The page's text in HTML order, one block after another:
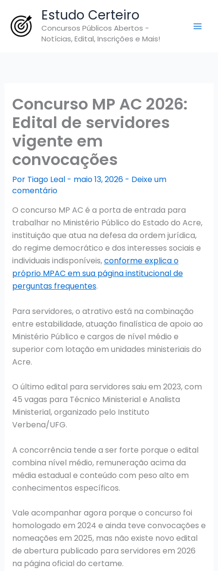
para
Estudo Certeiro
Concursos Públicos Abertos -
Notícias, Edital, Inscrições e Mais!
Concurso MP AC 2026:
Edital de servidores
vigente em
convocações
Por Tiago Leal - maio 13, 2026 - Deixe um
comentário
O concurso MP AC é a porta de entrada para
trabalhar no Ministério Público do Estado do Acre,
instituição que atua na defesa da ordem jurídica,
do regime democrático e dos interesses sociais e
individuais indisponíveis,conforme explica o
próprio MPAC em sua página institucional de
perguntas frequentes.
Para servidores, o atrativo está na combinação
entre estabilidade, atuação finalística de apoio ao
Ministério Público e cargos de nível médio e
superior com lotação em unidades ministeriais do
Acre.
O último edital para servidores saiu em 2023, com
45 vagas para Técnico Ministerial e Analista
Ministerial, organizado pelo Instituto
Verbena/UFG.
A concorrência tende a ser forte porque o edital
combina nível médio, remuneração acima da
média estadual e conteúdo com peso alto em
conhecimentos específicos.
Vale acompanhar agora porque o concurso foi
homologado em 2024 e ainda teve convocações e
nomeações em 2025, mas não existe novo edital
de abertura publicado para servidores em 2026
na página oficial do certame.